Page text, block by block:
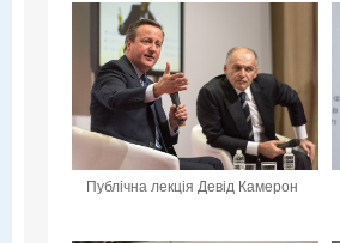
Публічна лекція Девід Камерон